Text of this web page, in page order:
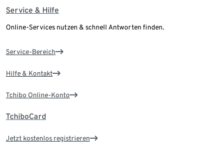
Service & Hilfe
Online-Services nutzen & schnell Antworten finden.
Service-Bereich
Hilfe & Kontakt
Tchibo Online-Konto
TchiboCard
Jetzt kostenlos registrieren